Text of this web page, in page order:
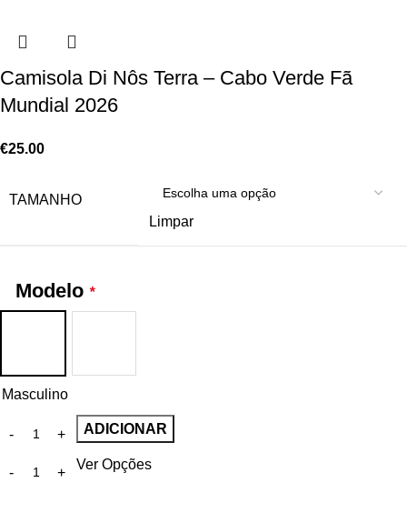
Camisola Di Nôs Terra – Cabo Verde Fã
Mundial 2026
€25.00
TAMANHO
Limpar
Modelo *
Masculino
ADICIONAR
Ver Opções